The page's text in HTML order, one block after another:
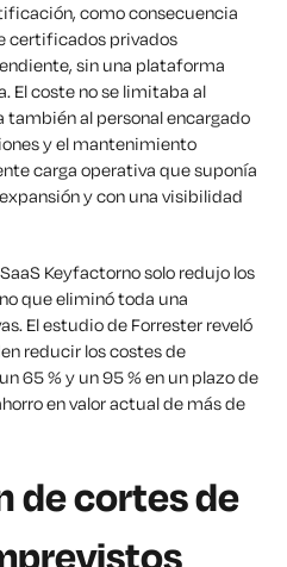
como consecuencia
certificados privados
sin una plataforma
El coste no se limitaba al
también al personal encargado
y el mantenimiento
carga operativa que suponía
y con una visibilidad
Keyfactorno solo redujo los
que eliminó toda una
El estudio de Forrester reveló
reducir los costes de
65 % y un 95 % en un plazo de
en valor actual de más de
de cortes de